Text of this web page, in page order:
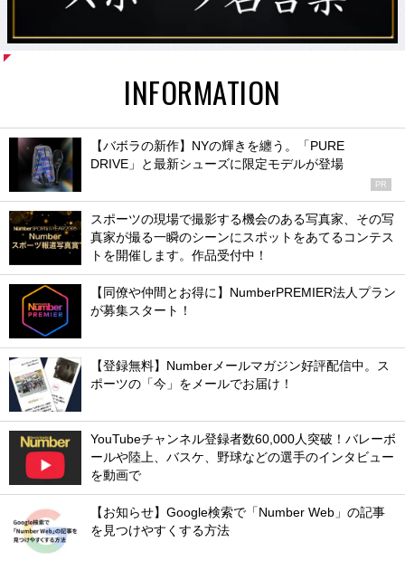
INFORMATION
【バボラの新作】NYの輝きを纏う。「PURE
DRIVE」と最新シューズに限定モデルが登場
PR
スポーツの現場で撮影する機会のある写真家、その写
真家が撮る一瞬のシーンにスポットをあてるコンテス
トを開催します。作品受付中！
【同僚や仲間とお得に】NumberPREMIER法人プラン
が募集スタート！
【登録無料】Numberメールマガジン好評配信中。ス
ポーツの「今」をメールでお届け！
YouTubeチャンネル登録者数60,000人突破！バレーボ
ールや陸上、バスケ、野球などの選手のインタビュー
を動画で
【お知らせ】Google検索で「Number Web」の記事
を見つけやすくする方法